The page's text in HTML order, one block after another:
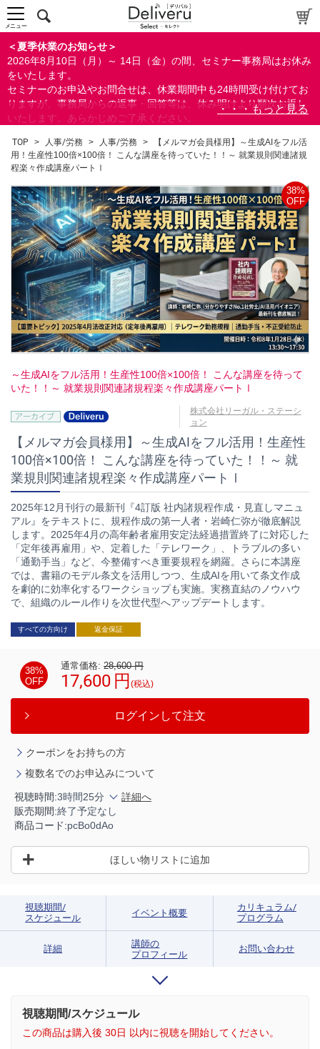
＜夏季休業のお知らせ＞
2026年8月10日（月）～ 14日（金）の間、セミナー事務局はお休み
をいたします。
セミナーのお申込やお問合せは、休業期間中も24時間受け付けてお
りますが、事務局からの返事・回答等は、休み明けより順次お返し
いたします。あらかじめご了承ください。
ができます。
メニュー
TOP > 人事/労務 > 人事/労務 >
【メルマガ会員様用】～生成AIをフル活
用！生産性100倍×100倍！ こんな講座を待っていた！！～ 就業規則関連諸規
程楽々作成講座パートⅠ
38%
OFF
～生成AIをフル活用！生産性100倍×100倍！ こんな講座を待って
いた！！～ 就業規則関連諸規程楽々作成講座パートⅠ
株式会社リーガル・ステーシ
ョン
【メルマガ会員様用】～生成AIをフル活用！生産性
100倍×100倍！ こんな講座を待っていた！！～ 就
業規則関連諸規程楽々作成講座パートⅠ
2025年12月刊行の最新刊『4訂版 社内諸規程作成・見直しマニュ
アル』をテキストに、規程作成の第一人者・岩崎仁弥が徹底解説
します。2025年4月の高年齢者雇用安定法経過措置終了に対応した
「定年後再雇用」や、定着した「テレワーク」、トラブルの多い
「通勤手当」など、今整備すべき重要規程を網羅。さらに本講座
では、書籍のモデル条文を活用しつつ、生成AIを用いて条文作成
を劇的に効率化するワークショップも実施。実務直結のノウハウ
で、組織のルール作りを次世代型へアップデートします。
すべての方向け 返金保証
38%
OFF
通常価格: 28,600 円
17,600 円 (税込)
ログインして注文
クーポンをお持ちの方
複数名でのお申込みについて
視聴時間:3時間25分
詳細へ
販売期間:終了予定なし
商品コード:pcBo0dAo
ほしい物リストに追加
視聴期間/
スケジュール
イベント概要
カリキュラム/
プログラム
詳細
講師の
プロフィール
お問い合わせ
視聴期間/スケジュール
この商品は購入後 30日 以内に視聴を開始してください。